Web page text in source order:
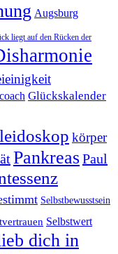
Augsburg
liegt auf den Rücken der
Glückskalender
körper
PankreasPaul
Selbstbewusstsein
Selbstwert
dich in